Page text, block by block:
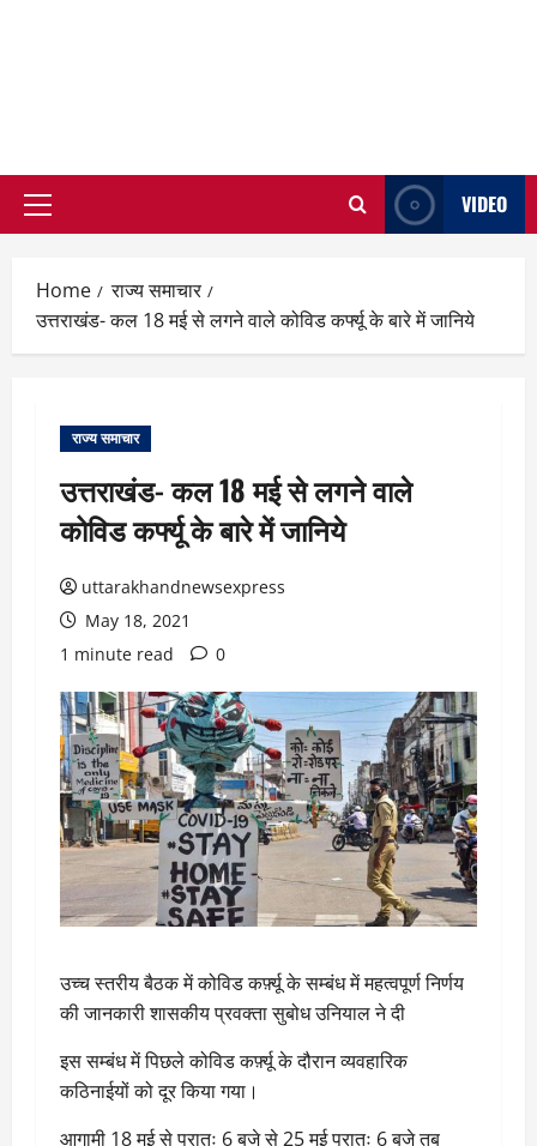
Primary
VIDEO
Home
राज्य समाचार
उत्तराखंड- कल 18 मई से लगने वाले कोविड कर्फ्यू के बारे में जानिये
राज्य समाचार
उत्तराखंड- कल 18 मई से लगने वाले
कोविड कर्फ्यू के बारे में जानिये
uttarakhandnewsexpress
May 18, 2021
1 minute read
0
उच्च स्तरीय बैठक में कोविड कर्फ़्यू के सम्बंध में महत्वपूर्ण निर्णय
की जानकारी शासकीय प्रवक्ता सुबोध उनियाल ने दी
इस सम्बंध में पिछले कोविड कर्फ़्यू के दौरान व्यवहारिक
कठिनाईयों को दूर किया गया।
आगामी 18 मई से प्रातः 6 बजे से 25 मई प्रातः 6 बजे तब